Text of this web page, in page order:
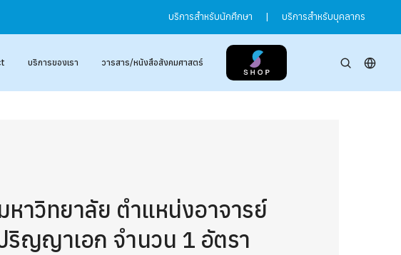
บริการสำหรับนักศึกษา | บริการสำหรับบุคลากร
บริการของเรา วารสาร/หนังสือสังคมศาสตร์
าวิทยาลัย ตำแหน่งอาจารย์
ญญาเอก จำนวน 1 อัตรา